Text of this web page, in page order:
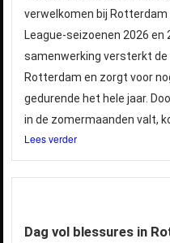
verwelkomen bij Rotterdam
League-seizoenen 2026 en
samenwerking versterkt
Rotterdam en zorgt voor
gedurende het hele jaar.
in de zomermaanden valt,
Lees verder
Dag vol blessures in